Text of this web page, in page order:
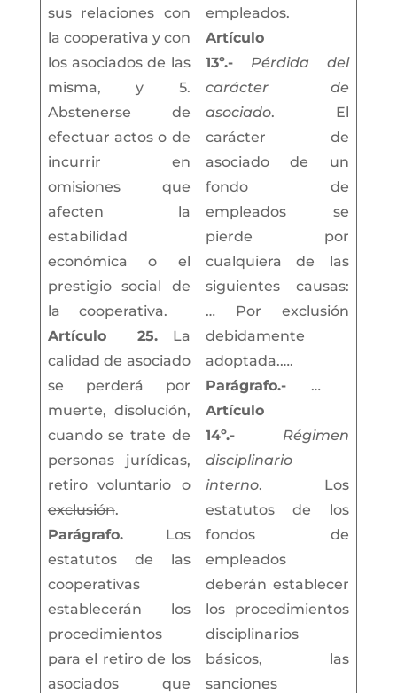
sus relaciones con
la cooperativa y con
los asociados de las
misma, y 5.
Abstenerse de
efectuar actos o de
incurrir en
omisiones que
afecten la
estabilidad
económica o el
prestigio social de
la cooperativa.
Artículo
25. La
calidad de asociado
se perderá por
muerte, disolución,
cuando se trate de
personas jurídicas,
retiro voluntario o
exclusión.
Parágrafo. Los
estatutos de las
cooperativas
establecerán los
procedimientos
para el retiro de los
asociados que
empleados.
Artículo
13º.-
Pérdida del
carácter de
asociado. El
carácter de
asociado de un
fondo de
empleados se
pierde por
cualquiera de las
siguientes causas:
… Por exclusión
debidamente
adoptada.….
Parágrafo.-…
Artículo
14º.-
Régimen
disciplinario
interno. Los
estatutos de los
fondos de
empleados
deberán establecer
los procedimientos
disciplinarios
básicos, las
sanciones